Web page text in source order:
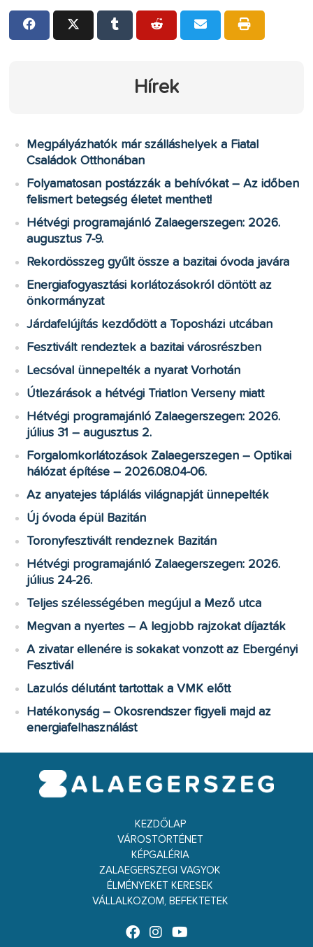
Hírek
Megpályázhatók már szálláshelyek a Fiatal
Családok Otthonában
Folyamatosan postázzák a behívókat – Az időben
felismert betegség életet menthet!
Hétvégi programajánló Zalaegerszegen: 2026.
augusztus 7-9.
Rekordösszeg gyűlt össze a bazitai óvoda javára
Energiafogyasztási korlátozásokról döntött az
önkormányzat
Járdafelújítás kezdődött a Toposházi utcában
Fesztivált rendeztek a bazitai városrészben
Lecsóval ünnepelték a nyarat Vorhotán
Útlezárások a hétvégi Triatlon Verseny miatt
Hétvégi programajánló Zalaegerszegen: 2026.
július 31 – augusztus 2.
Forgalomkorlátozások Zalaegerszegen – Optikai
hálózat építése – 2026.08.04-06.
Az anyatejes táplálás világnapját ünnepelték
Új óvoda épül Bazitán
Toronyfesztivált rendeznek Bazitán
Hétvégi programajánló Zalaegerszegen: 2026.
július 24-26.
Teljes szélességében megújul a Mező utca
Megvan a nyertes – A legjobb rajzokat díjazták
A zivatar ellenére is sokakat vonzott az Ebergényi
Fesztivál
Lazulós délutánt tartottak a VMK előtt
Hatékonyság – Okosrendszer figyeli majd az
energiafelhasználást
KEZDŐLAP
VÁROSTÖRTÉNET
KÉPGALÉRIA
ZALAEGERSZEGI VAGYOK
ÉLMÉNYEKET KERESEK
VÁLLALKOZOM, BEFEKTETEK